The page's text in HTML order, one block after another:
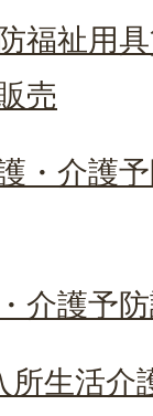
福祉用
売
・介護
介護予
生活介